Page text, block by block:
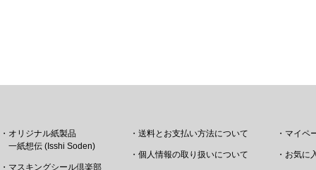
・オリジナル紙製品
一紙想伝 (Isshi Soden)
・マスキングシール倶楽部
・送料とお支払い方法について
・個人情報の取り扱いについて
・マイペ
・お気に